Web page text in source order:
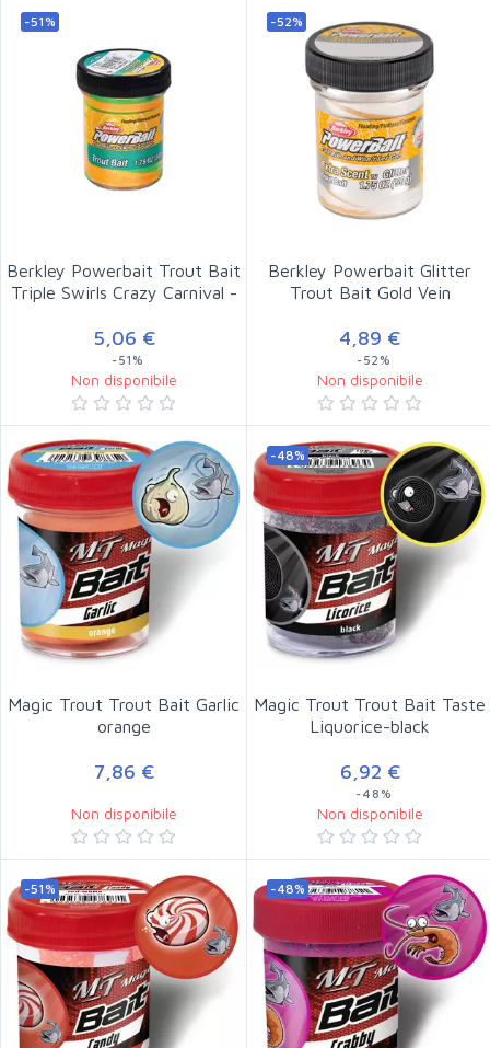
-51%
Berkley Powerbait Trout Bait
Triple Swirls Crazy Carnival -
5,06 €
-51%
Non disponibile
-52%
Berkley Powerbait Glitter
Trout Bait Gold Vein
4,89 €
-52%
Non disponibile
Magic Trout Trout Bait Garlic
orange
7,86 €
Non disponibile
-48%
Magic Trout Trout Bait Taste
Liquorice-black
6,92 €
-48%
Non disponibile
-51% -48%